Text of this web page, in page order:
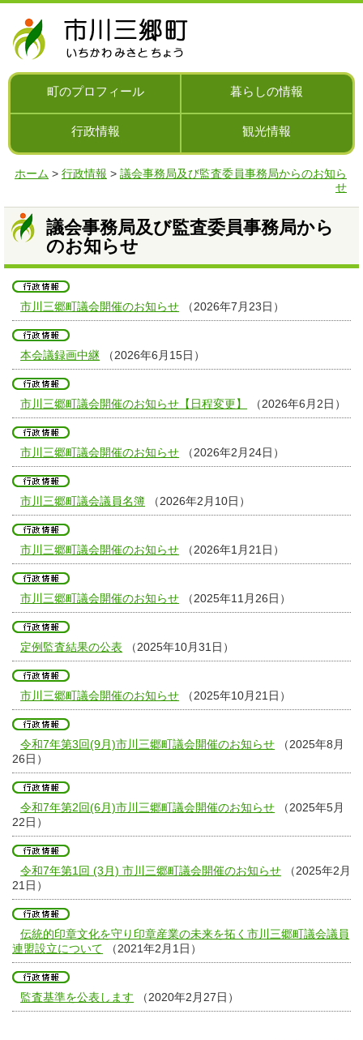
シ
ン
飛
町のプロフィール 暮らしの情報
行政情報 観光情報
ホーム > 行政情報 > 議会事務局及び監査委員事務局からのお知ら
せ
議会事務局及び監査委員事務局から
のお知らせ
市川三郷町議会開催のお知らせ （2026年7月23日）
本会議録画中継 （2026年6月15日）
市川三郷町議会開催のお知らせ【日程変更】 （2026年6月2日）
市川三郷町議会開催のお知らせ （2026年2月24日）
市川三郷町議会議員名簿 （2026年2月10日）
市川三郷町議会開催のお知らせ （2026年1月21日）
市川三郷町議会開催のお知らせ （2025年11月26日）
定例監査結果の公表 （2025年10月31日）
市川三郷町議会開催のお知らせ （2025年10月21日）
令和7年第3回(9月)市川三郷町議会開催のお知らせ （2025年8月
26日）
令和7年第2回(6月)市川三郷町議会開催のお知らせ （2025年5月
22日）
令和7年第1回 (3月) 市川三郷町議会開催のお知らせ （2025年2月
21日）
伝統的印章文化を守り印章産業の未来を拓く市川三郷町議会議員
連盟設立について （2021年2月1日）
監査基準を公表します （2020年2月27日）